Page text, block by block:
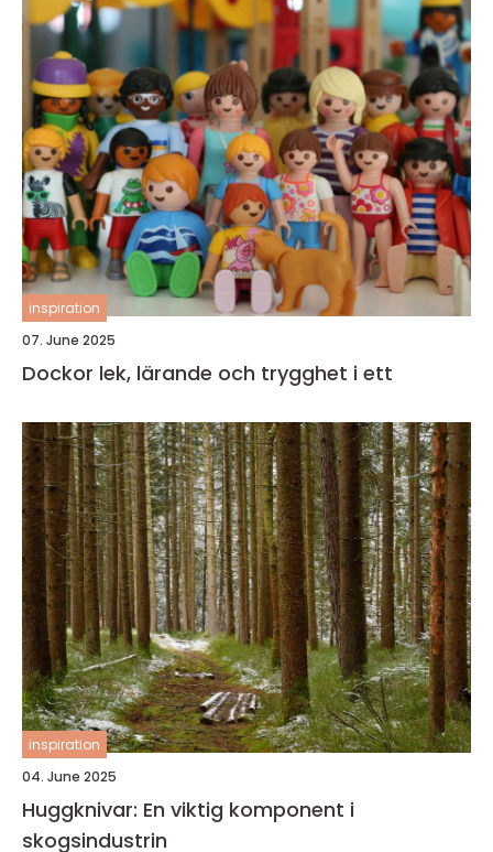
inspiration
07. June 2025
Dockor lek, lärande och trygghet i ett
inspiration
04. June 2025
Huggknivar: En viktig komponent i
skogsindustrin